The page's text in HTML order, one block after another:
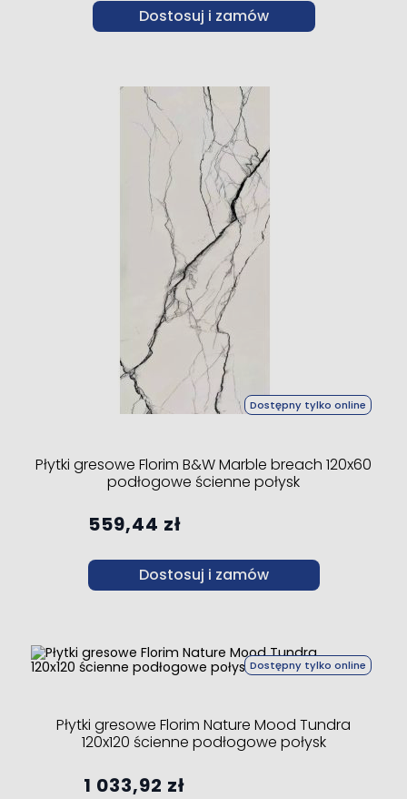
Dostosuj i zamów
Dostępny tylko online
Płytki gresowe Florim B&W Marble breach 120x60
podłogowe ścienne połysk
559,44 zł
Dostosuj i zamów
Dostępny tylko online
Płytki gresowe Florim Nature Mood Tundra
120x120 ścienne podłogowe połysk
1 033,92 zł